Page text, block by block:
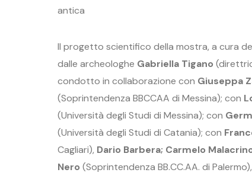
antica
Il progetto scientifico della mostra, a cura
dalle archeologhe Gabriella Tigano
condotto in collaborazione con Giuseppa
(Soprintendenza BBCCAA di Messina); con
(Università degli Studi di Messina); con
(Università degli Studi di Catania); con
Cagliari), Dario Barbera; Carmelo
Nero (Soprintendenza BB.CC.AA. di Palermo),